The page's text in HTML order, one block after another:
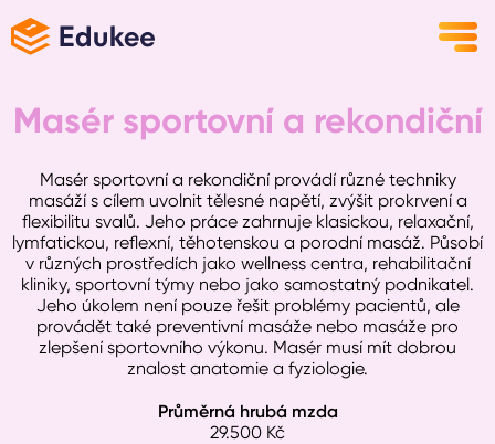
Masér sportovní a rekondiční
Masér sportovní a rekondiční provádí různé techniky
masáží s cílem uvolnit tělesné napětí, zvýšit prokrvení a
flexibilitu svalů. Jeho práce zahrnuje klasickou, relaxační,
lymfatickou, reflexní, těhotenskou a porodní masáž. Působí
v různých prostředích jako wellness centra, rehabilitační
kliniky, sportovní týmy nebo jako samostatný podnikatel.
Jeho úkolem není pouze řešit problémy pacientů, ale
provádět také preventivní masáže nebo masáže pro
zlepšení sportovního výkonu. Masér musí mít dobrou
znalost anatomie a fyziologie.
Průměrná hrubá mzda
29.500 Kč